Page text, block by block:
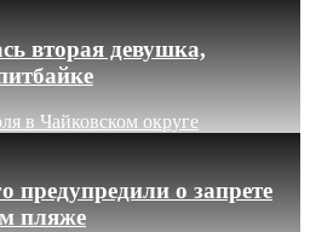
вторая девушка,
в Чайковском округе
предупредили о запрете
пляже